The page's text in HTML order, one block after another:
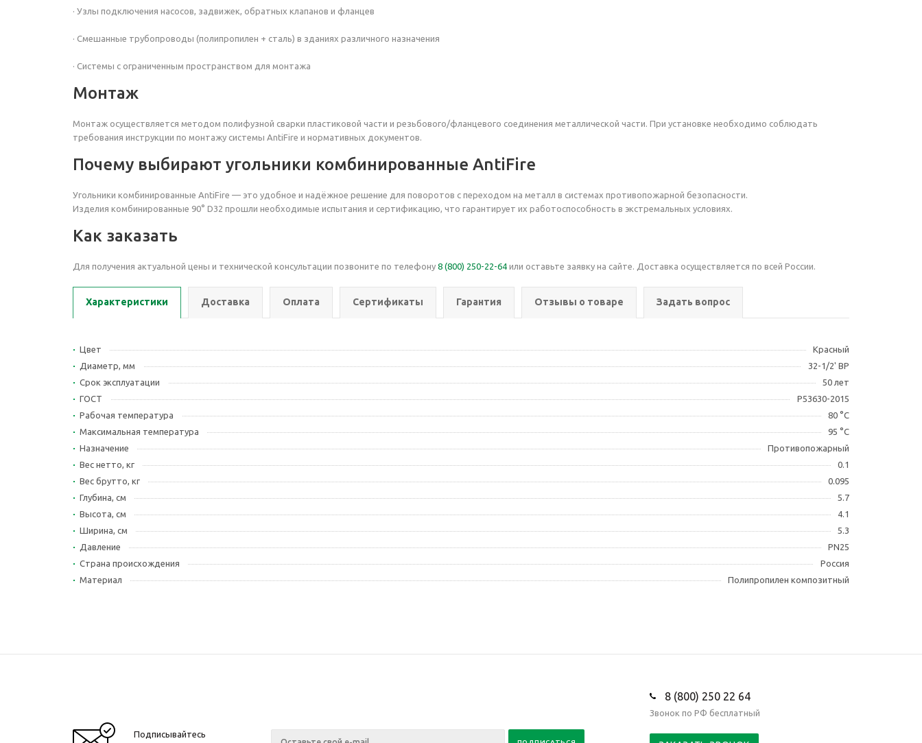
· Узлы подключения насосов, задвижек, обратных клапанов и фланцев
· Смешанные трубопроводы (полипропилен + сталь) в зданиях различного назначения
· Системы с ограниченным пространством для монтажа
Монтаж
Монтаж осуществляется методом полифузной сварки пластиковой части и резьбового/фланцевого соединения металлической части. При установке необходимо соблюдать
требования инструкции по монтажу системы AntiFire и нормативных документов.
Почему выбирают угольники комбинированные AntiFire
Угольники комбинированные AntiFire — это удобное и надёжное решение для поворотов с переходом на металл в системах противопожарной безопасности.
Изделия комбинированные 90° D32 прошли необходимые испытания и сертификацию, что гарантирует их работоспособность в экстремальных условиях.
Как заказать
Для получения актуальной цены и технической консультации позвоните по телефону 8 (800) 250-22-64 или оставьте заявку на сайте. Доставка осуществляется по всей России.
Характеристики Доставка Оплата Сертификаты Гарантия Отзывы о товаре Задать вопрос
Цвет
Красный
Диаметр, мм
32-1/2' ВР
Срок эксплуатации
50 лет
ГОСТ
Р53630-2015
Рабочая температура
80 °С
Максимальная температура
95 °С
Назначение
Противопожарный
Вес нетто, кг
0.1
Вес брутто, кг
0.095
Глубина, см
5.7
Высота, см
4.1
Ширина, см
5.3
Давление
PN25
Страна происхождения
Россия
Материал
Полипропилен композитный
Подписывайтесь
8 (800) 250 22 64
Звонок по РФ бесплатный